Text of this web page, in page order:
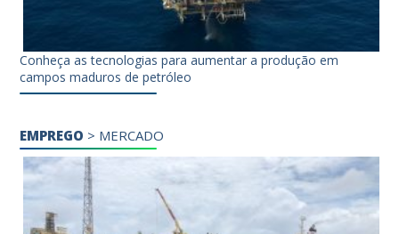
Conheça as tecnologias para aumentar a produção em
campos maduros de petróleo
EMPREGO > MERCADO